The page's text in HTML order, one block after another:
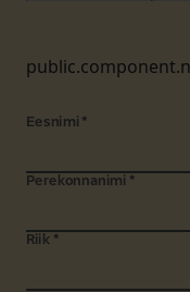
Eesnimi *
Perekonnanimi *
Riik *